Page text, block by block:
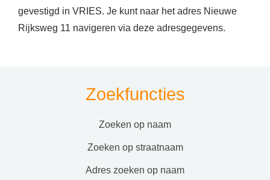
gevestigd in VRIES. Je kunt naar het adres Nieuwe
Rijksweg 11 navigeren via deze adresgegevens.
Zoekfuncties
zoeken op naam
zoeken op straatnaam
adres zoeken op naam